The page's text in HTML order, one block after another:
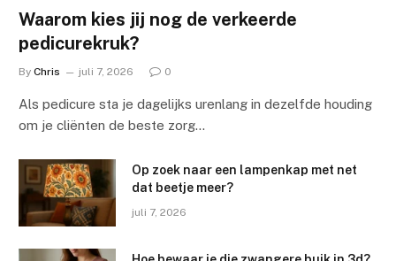
Waarom kies jij nog de verkeerde
pedicurekruk?
By Chris juli 7, 2026 0
Als pedicure sta je dagelijks urenlang in dezelfde houding
om je cliënten de beste zorg…
Op zoek naar een lampenkap met net
dat beetje meer?
juli 7, 2026